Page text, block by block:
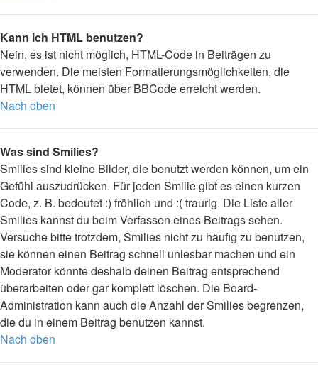
Kann ich HTML benutzen?
Nein, es ist nicht möglich, HTML-Code in Beiträgen zu
verwenden. Die meisten Formatierungsmöglichkeiten, die
HTML bietet, können über BBCode erreicht werden.
Nach oben
Was sind Smilies?
Smilies sind kleine Bilder, die benutzt werden können, um ein
Gefühl auszudrücken. Für jeden Smilie gibt es einen kurzen
Code, z. B. bedeutet :) fröhlich und :( traurig. Die Liste aller
Smilies kannst du beim Verfassen eines Beitrags sehen.
Versuche bitte trotzdem, Smilies nicht zu häufig zu benutzen,
sie können einen Beitrag schnell unlesbar machen und ein
Moderator könnte deshalb deinen Beitrag entsprechend
überarbeiten oder gar komplett löschen. Die Board-
Administration kann auch die Anzahl der Smilies begrenzen,
die du in einem Beitrag benutzen kannst.
Nach oben